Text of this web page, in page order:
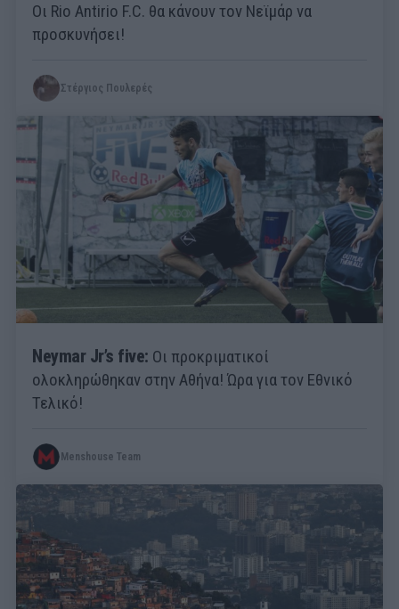
Οι Rio Antirio F.C. θα κάνουν τον Νεϊμάρ να
προσκυνήσει!
Στέργιος Πουλερές
Neymar Jr’s five: Οι προκριματικοί
ολοκληρώθηκαν στην Αθήνα! Ώρα για τον Εθνικό
Τελικό!
Menshouse Team